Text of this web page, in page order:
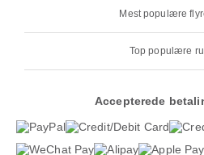
Mest populære
Top populære
Accepterede